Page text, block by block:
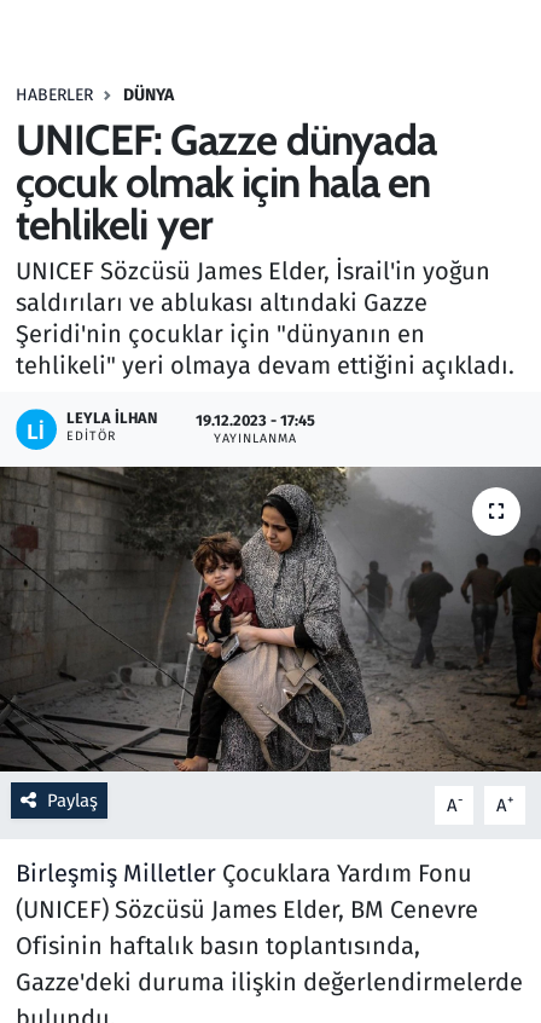
HABERLER DÜNYA
UNICEF: Gazze dünyada
çocuk olmak için hala en
tehlikeli yer
UNICEF Sözcüsü James Elder, İsrail'in yoğun
saldırıları ve ablukası altındaki Gazze
Şeridi'nin çocuklar için "dünyanın en
tehlikeli" yeri olmaya devam ettiğini açıkladı.
LEYLA İLHAN
EDITÖR
19.12.2023 - 17:45
YAYINLANMA
Paylaş A- A+
Birleşmiş MilletlerÇocuklara Yardım Fonu
(UNICEF) Sözcüsü James Elder, BM Cenevre
Ofisinin haftalık basın toplantısında,
Gazze'deki duruma ilişkin değerlendirmelerde
Haber
Kültür Sanat
Kurumsal Haberler
Lezzet Durağı
Memur ve Kamu
Otomobil
Oyun
Ramazan
Resmi İlanlar
Rüya Tabirleri
Sağlık
Savunma Sanayi
Spor
Teknoloji ve Bilim